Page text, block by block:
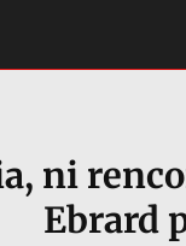
ni
Ebrard